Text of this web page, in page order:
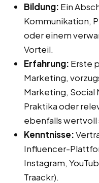
Bildung: Ein
Kommunikation,
oder einem
Vorteil.
Erfahrung: Erste
Marketing,
Marketing, Social
Praktika oder
ebenfalls wertvoll
Kenntnisse:
Influencer-
Instagram,
Traackr).